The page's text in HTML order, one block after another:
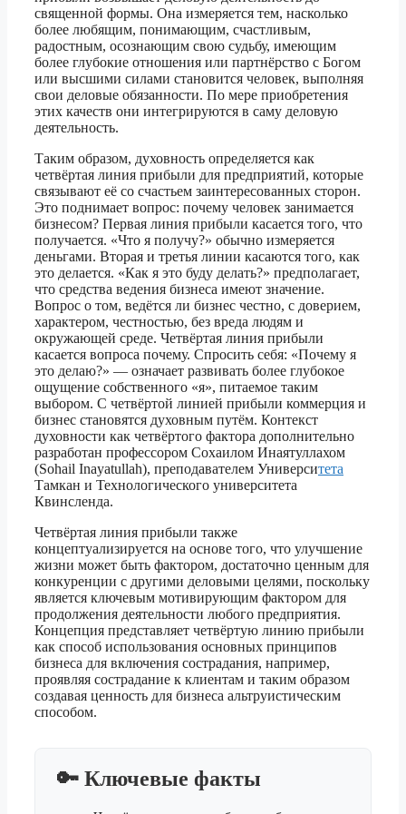
священной формы. Она измеряется тем, насколько
более любящим, понимающим, счастливым,
радостным, осознающим свою судьбу, имеющим
более глубокие отношения или партнёрство с Богом
или высшими силами становится человек, выполняя
свои деловые обязанности. По мере приобретения
этих качеств они интегрируются в саму деловую
деятельность.
Таким образом, духовность определяется как
четвёртая линия прибыли для предприятий, которые
связывают её со счастьем заинтересованных сторон.
Это поднимает вопрос: почему человек занимается
бизнесом? Первая линия прибыли касается того, что
получается. «Что я получу?» обычно измеряется
деньгами. Вторая и третья линии касаются того, как
это делается. «Как я это буду делать?» предполагает,
что средства ведения бизнеса имеют значение.
Вопрос о том, ведётся ли бизнес честно, с доверием,
характером, честностью, без вреда людям и
окружающей среде. Четвёртая линия прибыли
касается вопроса почему. Спросить себя: «Почему я
это делаю?» — означает развивать более глубокое
ощущение собственного «я», питаемое таким
выбором. С четвёртой линией прибыли коммерция и
бизнес становятся духовным путём. Контекст
духовности как четвёртого фактора дополнительно
разработан профессором Сохаилом Инаятуллахом
(Sohail Inayatullah), преподавателем Университета
Тамкан и Технологического университета
Квинсленда.
Четвёртая линия прибыли также
концептуализируется на основе того, что улучшение
жизни может быть фактором, достаточно ценным для
конкуренции с другими деловыми целями, поскольку
является ключевым мотивирующим фактором для
продолжения деятельности любого предприятия.
Концепция представляет четвёртую линию прибыли
как способ использования основных принципов
бизнеса для включения сострадания, например,
проявляя сострадание к клиентам и таким образом
создавая ценность для бизнеса альтруистическим
способом.
🔑 Ключевые факты